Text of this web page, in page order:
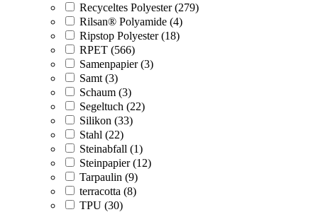
Recyceltes Polyester (279)
Rilsan® Polyamide (4)
Ripstop Polyester (18)
RPET (566)
Samenpapier (3)
Samt (3)
Schaum (3)
Segeltuch (22)
Silikon (33)
Stahl (22)
Steinabfall (1)
Steinpapier (12)
Tarpaulin (9)
terracotta (8)
TPU (30)